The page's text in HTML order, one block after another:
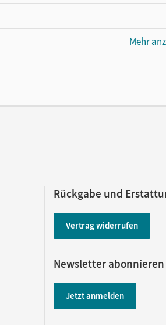
das E-Book ein Jahr lang ergänzend
Mehr
Rückgabe und
Vertrag widerrufen
Newsletter abonnieren
Jetzt anmelden